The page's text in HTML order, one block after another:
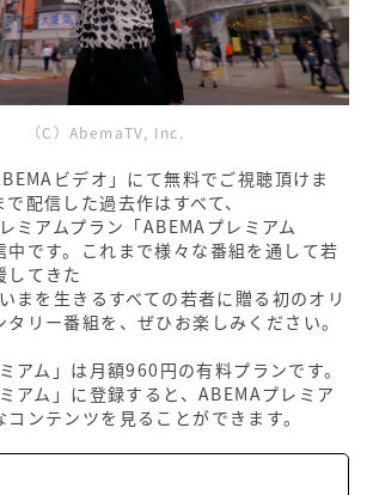
（C）AbemaTV, Inc.
ビデオ」にて無料でご視聴頂けま
配信した過去作はすべて、
ミアムプラン「ABEMAプレミアム
中です。これまで様々な番組を通して若
してきた
まを生きるすべての若者に贈る初のオリ
リー番組を、ぜひお楽しみください。
アム」は月額960円の有料プランです。
アム」に登録すると、ABEMAプレミア
ンテンツを見ることができます。